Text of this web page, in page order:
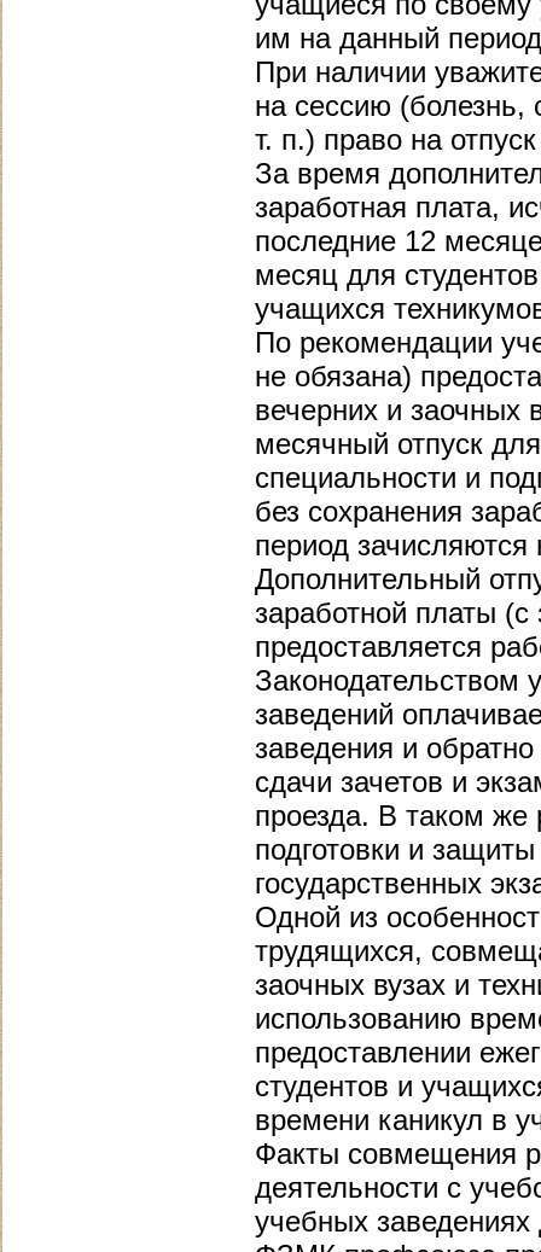
им на данный
При наличии
на сессию
т. п.) право на
За время
заработная плата,
последние 12
месяц для
учащихся
По рекомендации
не обязана)
вечерних и заочных
месячный отпуск
специальности и
без сохранения
период
Дополнительный
заработной платы
предоставляется
Законодательством
заведений
заведения и
сдачи зачетов и
проезда. В таком же
подготовки и
государственных
Одной из
трудящихся,
заочных вузах и
использованию
предоставлении
студентов и
времени каникул в
Факты совмещения
деятельности с
учебных